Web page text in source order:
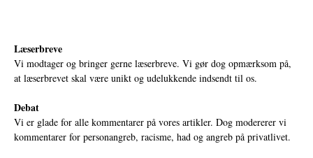
Læserbreve
Vi modtager og bringer gerne læserbreve. Vi gør dog opmærksom på,
at læserbrevet skal være unikt og udelukkende indsendt til os.
Debat
Vi er glade for alle kommentarer på vores artikler. Dog modererer vi
kommentarer for personangreb, racisme, had og angreb på privatlivet.